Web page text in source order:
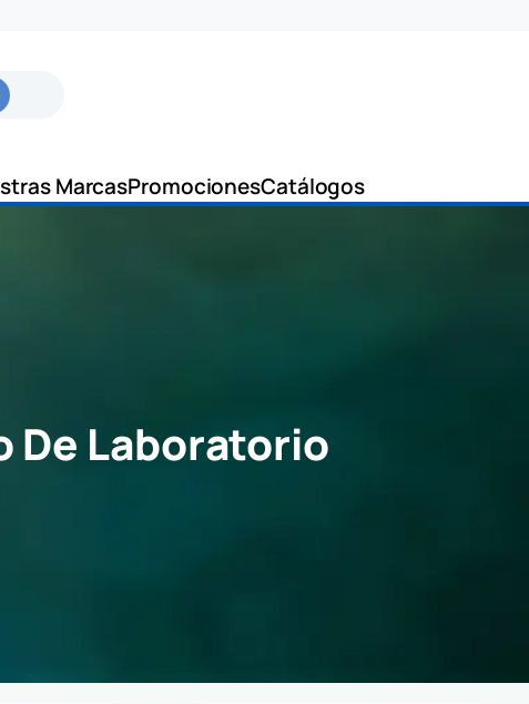
MarcasPromocionesCatálogos
De Laboratorio